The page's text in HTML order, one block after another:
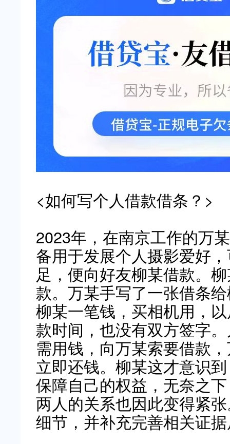
<如何写个人借款借条？>
2023年，在南京工作的万
备用于发展个人摄影爱好
足，便向好友柳某借款。
款。万某手写了一张借条
柳某一笔钱，买相机用，
款时间，也没有双方签字
需用钱，向万某索要借款
立即还钱。柳某这才意识
保障自己的权益，无奈之
两人的关系也因此变得紧
细节，并补充完善相关证